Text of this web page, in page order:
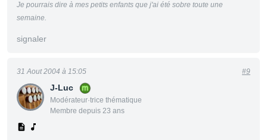
Je pourrais dire à mes petits enfants que j'ai été sobre toute une
semaine.
signaler
J-Luc
Modérateur·trice thématique
Membre depuis 23 ans
31 Aout 2004 à 15:05 #9